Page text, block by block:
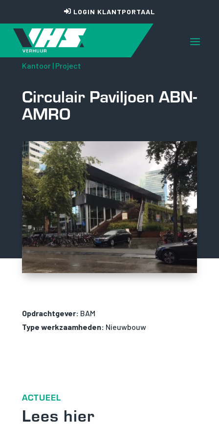
LOGIN KLANTPORTAAL
Kantoor| Project
Circulair Paviljoen ABN-
AMRO
Opdrachtgever: BAM
Type werkzaamheden: Nieuwbouw
ACTUEEL
Lees hier